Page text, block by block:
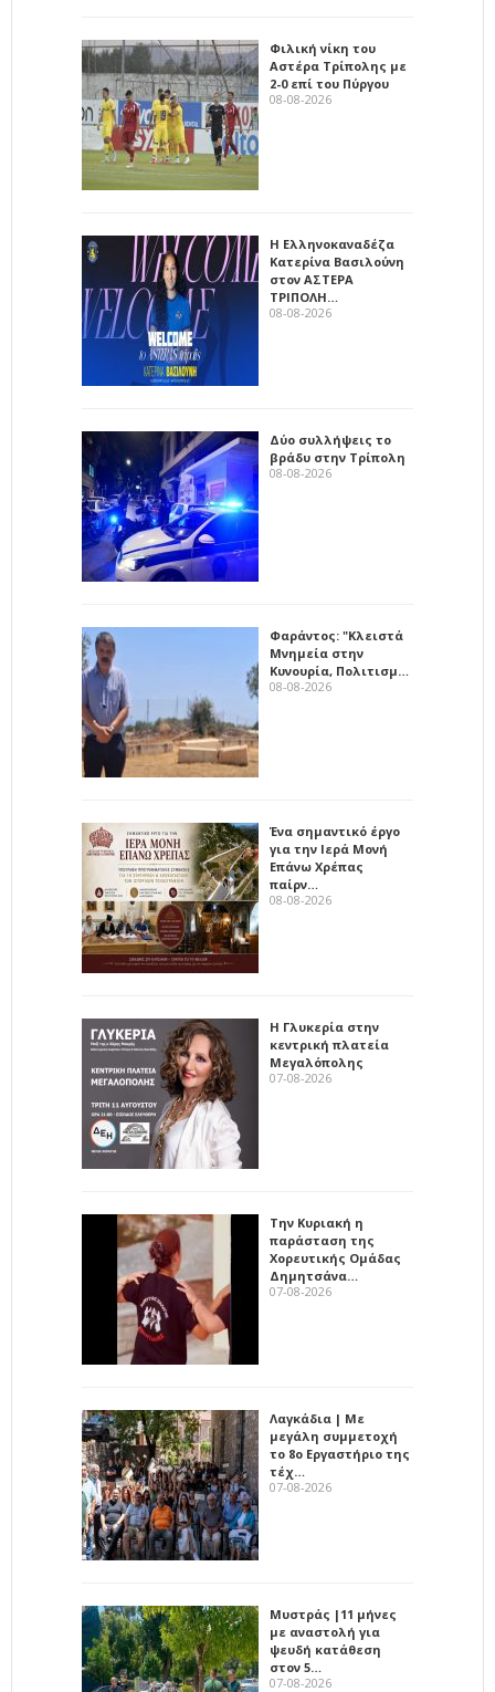
Φιλική νίκη του
Αστέρα Τρίπολης με
2-0 επί του Πύργου
08-08-2026
Η Ελληνοκαναδέζα
Κατερίνα Βασιλούνη
στον ΑΣΤΕΡΑ
ΤΡΙΠΟΛΗ…
08-08-2026
Δύο συλλήψεις το
βράδυ στην Τρίπολη
08-08-2026
Φαράντος: "Κλειστά
Μνημεία στην
Κυνουρία, Πολιτισμ…
08-08-2026
Ένα σημαντικό έργο
για την Ιερά Μονή
Επάνω Χρέπας
παίρν…
08-08-2026
Η Γλυκερία στην
κεντρική πλατεία
Μεγαλόπολης
07-08-2026
Την Κυριακή η
παράσταση της
Χορευτικής Ομάδας
Δημητσάνα…
07-08-2026
Λαγκάδια | Με
μεγάλη συμμετοχή
το 8ο Εργαστήριο της
τέχ…
07-08-2026
Μυστράς |11 μήνες
με αναστολή για
ψευδή κατάθεση
στον 5…
07-08-2026